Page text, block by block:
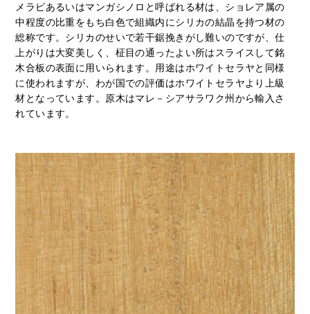
メラピあるいはマンガシノロと呼ばれる材は、ショレア属の
中程度の比重をもち白色で組織内にシリカの結晶を持つ材の
総称です。シリカのせいで若干鋸挽きがし難いのですが、仕
上がりは大変美しく、柾目の通ったよい所はスライスして銘
木合板の表面に用いられます。用途はホワイトセラヤと同様
に使われますが、わが国での評価はホワイトセラヤより上級
材となっています。原木はマレ－シアサラワク州から輸入さ
れています。